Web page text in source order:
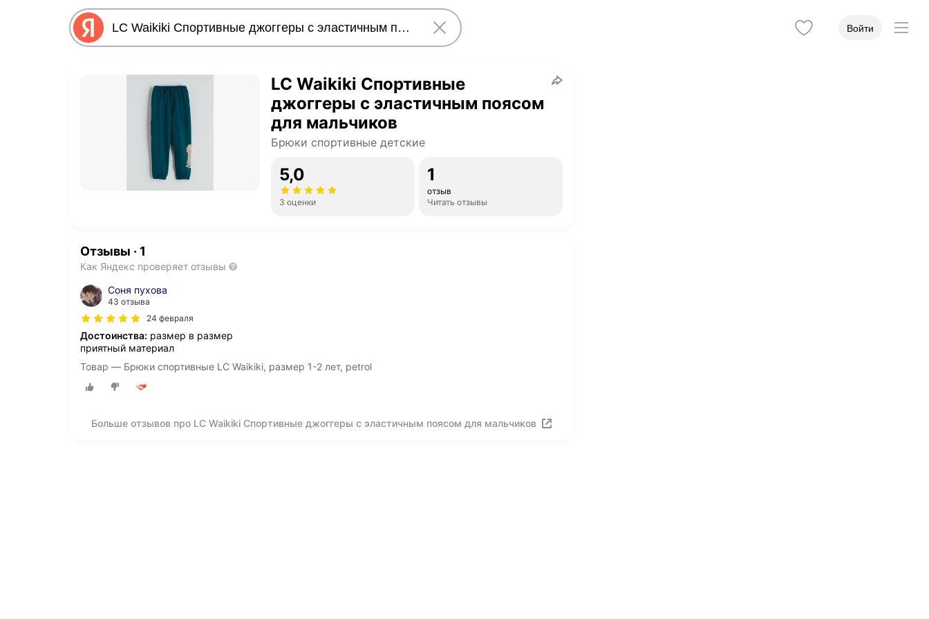
Войти
LC Waikiki Спортивные
джоггеры с эластичным поясом
для мальчиков
Брюки спортивные детские
5,0
3 оценки
1
отзыв
Читать отзывы
Отзывы · 1
Как Яндекс проверяет отзывы
Соня пухова
43 отзыва
24 февраля
Достоинства: размер в размер
приятный материал
Товар — Брюки спортивные LC Waikiki, размер 1-2 лет, petrol
Больше отзывов про LC Waikiki Спортивные джоггеры с эластичным поясом для мальчиков